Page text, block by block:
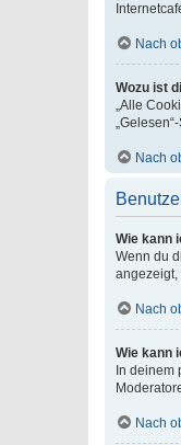
Nach
Wozu ist
„Alle
Nach
Wie kann
Wenn du
angezeigt,
Nach
Wie kann
In deinem
Nach